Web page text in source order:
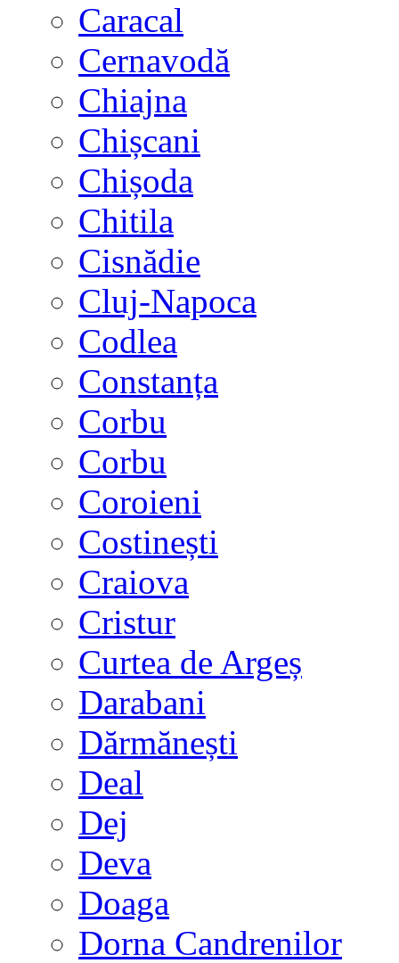
Caracal
Cernavodă
Chiajna
Chișcani
Chișoda
Chitila
Cisnădie
Cluj-Napoca
Codlea
Constanța
Corbu
Corbu
Coroieni
Costinești
Craiova
Cristur
Curtea de Argeș
Darabani
Dărmănești
Deal
Dej
Deva
Doaga
Dorna Candrenilor